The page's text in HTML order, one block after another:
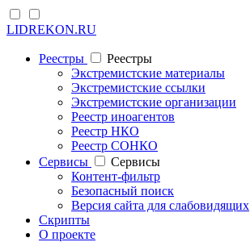
LIDREKON.RU
Реестры
Реестры
Экстремистские материалы
Экстремистские ссылки
Экстремистские организации
Реестр иноагентов
Реестр НКО
Реестр СОНКО
Cервисы
Cервисы
Контент-фильтр
Безопасный поиск
Версия сайта для слабовидящих
Скрипты
О проекте